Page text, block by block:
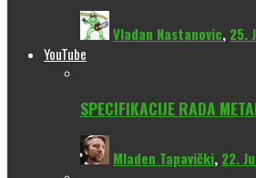
Vladan Nastanovic, 25.
YouTube
SPECIFIKACIJE RADA
Mladen Tapavički, 22.